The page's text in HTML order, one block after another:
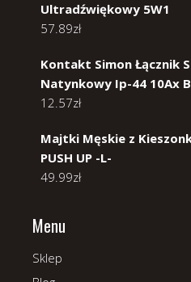
Ultradźwiękowy 5W1
57.89zł
Kontakt Simon Łącznik
Natynkowy Ip-44 10Ax
12.57zł
Majtki Męskie z
PUSH UP -L-
49.99zł
Menu
Sklep